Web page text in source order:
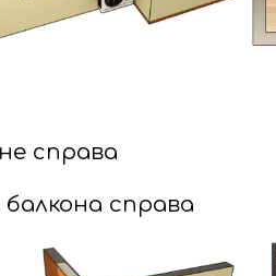
справа
справа